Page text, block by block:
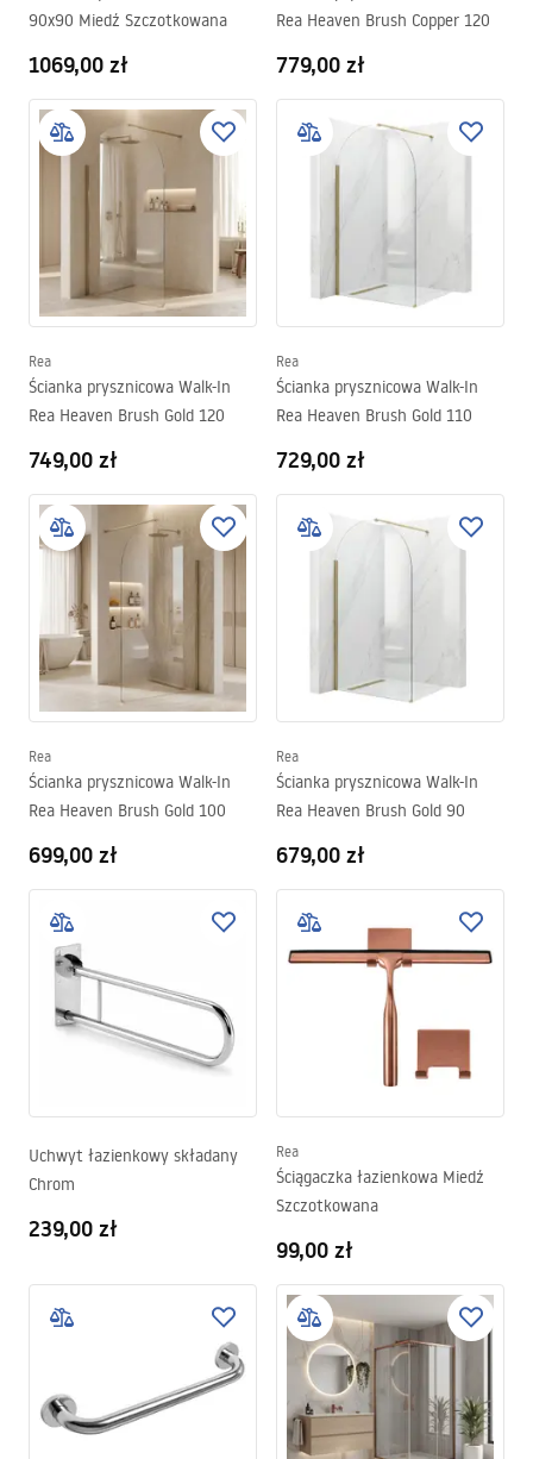
90x90 Miedź Szczotkowana
1069,00 zł
Rea Heaven Brush Copper 120
779,00 zł
Rea
Ścianka prysznicowa Walk-In
Rea Heaven Brush Gold 120
749,00 zł
Rea
Ścianka prysznicowa Walk-In
Rea Heaven Brush Gold 110
729,00 zł
Rea
Ścianka prysznicowa Walk-In
Rea Heaven Brush Gold 100
699,00 zł
Rea
Ścianka prysznicowa Walk-In
Rea Heaven Brush Gold 90
679,00 zł
Uchwyt łazienkowy składany
Chrom
239,00 zł
Rea
Ściągaczka łazienkowa Miedź
Szczotkowana
99,00 zł